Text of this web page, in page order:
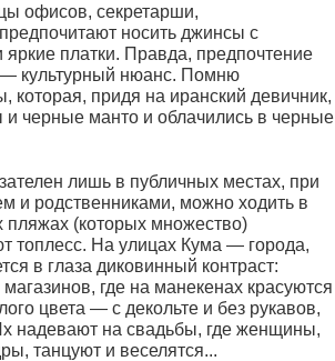
офисов, секретарши,
носить джинсы с
платки. Правда, предпочтение
— культурный нюанс. Помню
придя на иранский девичник,
и черные манто и облачились в черные
лишь в публичных местах, при
и родственниками, можно ходить в
пляжах (которых множество)
топлесс. На улицах Кума — города,
в глаза диковинный контраст:
где на манекенах красуются
цвета — с декольте и без рукавов,
надевают на свадьбы, где женщины,
танцуют и веселятся...